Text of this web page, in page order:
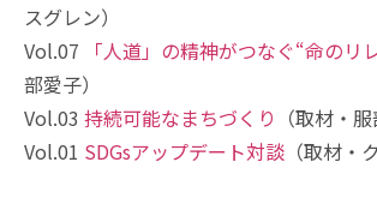
スグレン）
Vol.07
「人道」の精神がつなぐ“命のリ
部愛子）
Vol.03 持続可能なまちづくり （取材・服
Vol.01 SDGsアップデート対談 （取材・